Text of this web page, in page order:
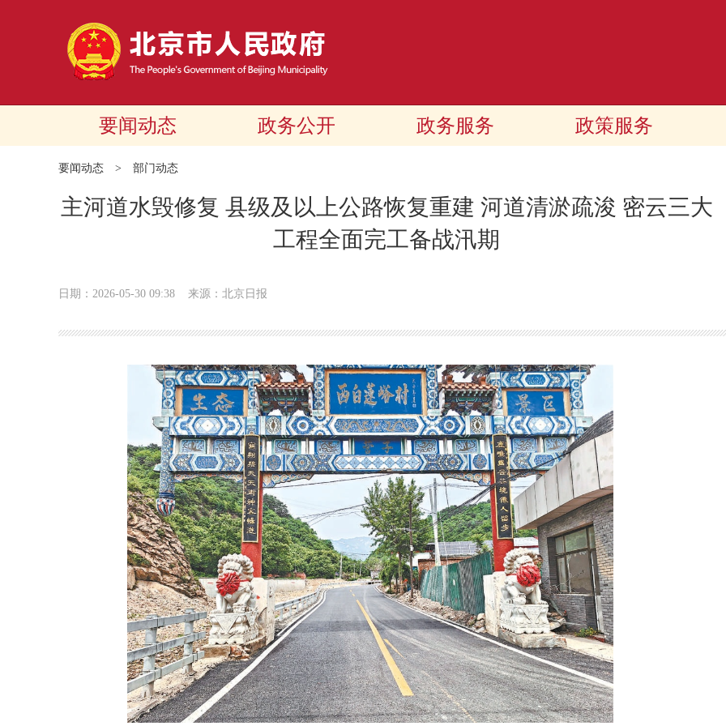
要闻动态 政务公开 政务服务 政策服务
要闻动态 > 部门动态
主河道水毁修复 县级及以上公路恢复重建 河道清淤疏浚 密云三大
工程全面完工备战汛期
日期：2026-05-30 09:38 来源：北京日报